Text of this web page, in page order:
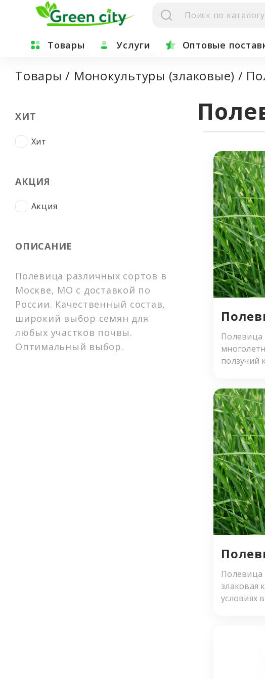
Товары
Green City
Импортные семена
Монокультуры (злаковые)
Деревья, кустарники, цветы
Прочие материалы
Удобрения
Нерудные материалы
Геосентетические материалы
Средства защиты растительности
Услуги
Гидропосев газона
Озеленение и благоустройство
Оптовые
Товары / Монокультуры (злаковые) /
ХИТ
Хит
АКЦИЯ
Акция
ОПИСАНИЕ
Полевица различных сортов в
Москве, МО с доставкой по
России. Качественный состав,
широкий выбор семян для
любых участков почвы.
Оптимальный выбор.
Полевица
ползучий
плотный
сорняки.
хорошо
песчаной
зеленый
Полевица
злаковая
условиях
Купить
нашим
как